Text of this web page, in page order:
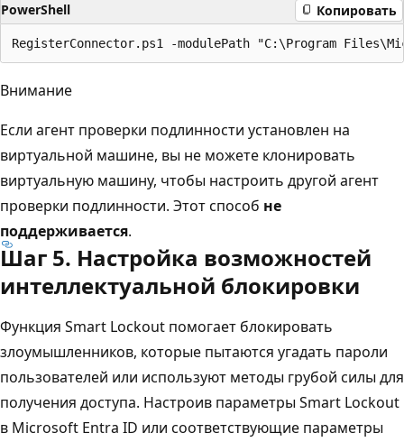
PowerShell Копировать
Внимание
Если агент проверки подлинности установлен на
виртуальной машине, вы не можете клонировать
виртуальную машину, чтобы настроить другой агент
проверки подлинности. Этот способ не
поддерживается.
Шаг 5. Настройка возможностей
интеллектуальной блокировки
Функция Smart Lockout помогает блокировать
злоумышленников, которые пытаются угадать пароли
пользователей или используют методы грубой силы для
получения доступа. Настроив параметры Smart Lockout
в Microsoft Entra ID или соответствующие параметры